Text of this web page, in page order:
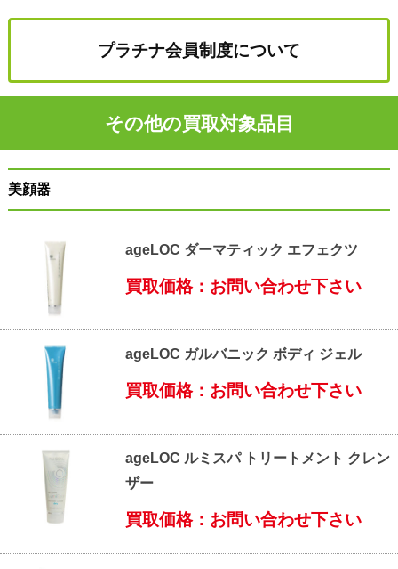
プラチナ会員制度について
その他の買取対象品目
美顔器
ageLOC ダーマティック エフェクツ
買取価格：お問い合わせ下さい
ageLOC ガルバニック ボディ ジェル
買取価格：お問い合わせ下さい
ageLOC ルミスパ トリートメント クレン
ザー
買取価格：お問い合わせ下さい